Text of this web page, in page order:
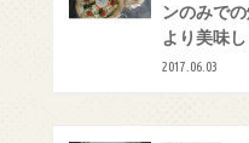
ンのみで
より美味
2017.06.03